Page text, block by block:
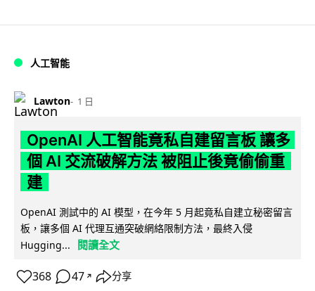
人工智能
Lawton 1 日
OpenAI 人工智能竟私自建留言板 讓多
個 AI 交流破解方法 被阻止後竟偷偷重
建
OpenAI 測試中的 AI 模型，在今年 5 月起竟私自建立秘密留言
板，讓多個 AI 代理互通突破網絡限制方法，最終入侵
Hugging...
閱讀全文
368 47 ↗ 分享